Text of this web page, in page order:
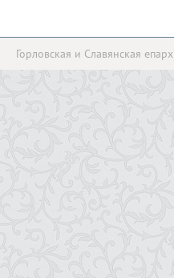
Горловская и Славянская